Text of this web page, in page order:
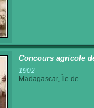
Concours agricole
1902
Madagascar, Île de